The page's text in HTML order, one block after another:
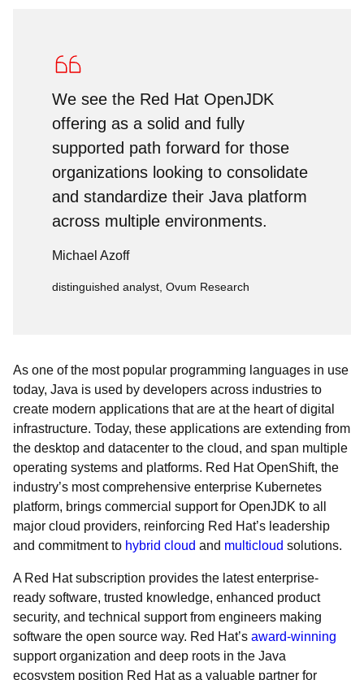
We see the Red Hat OpenJDK
offering as a solid and fully
supported path forward for those
organizations looking to consolidate
and standardize their Java platform
across multiple environments.
Michael Azoff
distinguished analyst, Ovum Research
As one of the most popular programming languages in use
today, Java is used by developers across industries to
create modern applications that are at the heart of digital
infrastructure. Today, these applications are extending from
the desktop and datacenter to the cloud, and span multiple
operating systems and platforms. Red Hat OpenShift, the
industry’s most comprehensive enterprise Kubernetes
platform, brings commercial support for OpenJDK to all
major cloud providers, reinforcing Red Hat’s leadership
and commitment to hybrid cloud and multicloud solutions.
A Red Hat subscription provides the latest enterprise-
ready software, trusted knowledge, enhanced product
security, and technical support from engineers making
software the open source way. Red Hat’s award-winning
support organization and deep roots in the Java
ecosystem position Red Hat as a valuable partner for